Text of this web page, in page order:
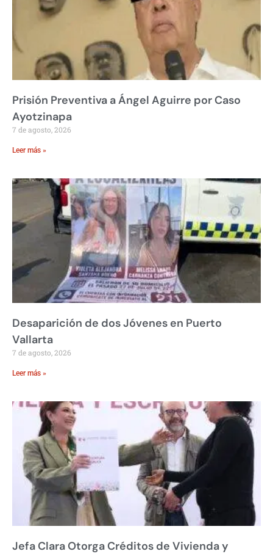
Prisión Preventiva a Ángel Aguirre por Caso
Ayotzinapa
7 de agosto, 2026
Leer más »
Desaparición de dos Jóvenes en Puerto
Vallarta
7 de agosto, 2026
Leer más »
Jefa Clara Otorga Créditos de Vivienda y